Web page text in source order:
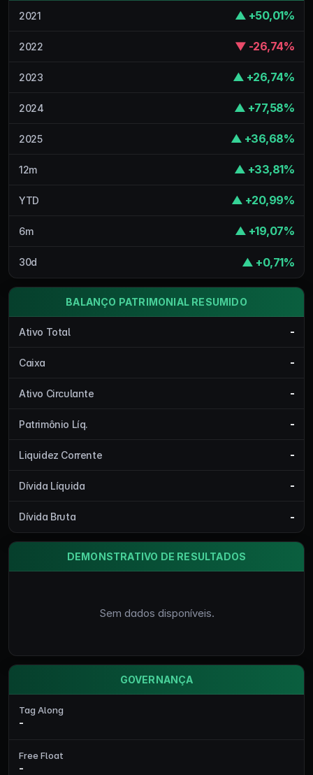
2021 ▲ +50,01%
2022 ▼ -26,74%
2023 ▲ +26,74%
2024 ▲ +77,58%
2025 ▲ +36,68%
12m ▲ +33,81%
YTD ▲ +20,99%
6m ▲ +19,07%
30d ▲ +0,71%
BALANÇO PATRIMONIAL RESUMIDO
Ativo Total -
Caixa -
Ativo Circulante -
Patrimônio Líq. -
Liquidez Corrente -
Dívida Líquida -
Dívida Bruta -
DEMONSTRATIVO DE RESULTADOS
Sem dados disponíveis.
GOVERNANÇA
Tag Along
-
Free Float
-